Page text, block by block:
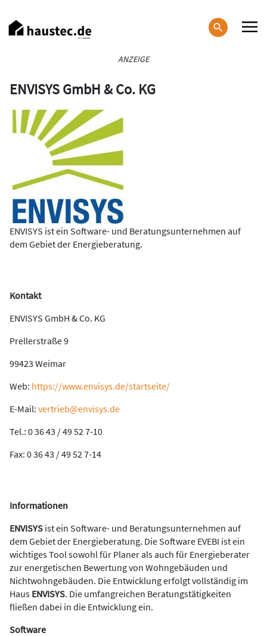
zum
Inhalt
ANZEIGE
ENVISYS GmbH & Co. KG
ENVISYS ist ein Software- und Beratungsunternehmen auf
dem Gebiet der Energieberatung.
Kontakt
ENVISYS GmbH & Co. KG
Prellerstraße 9
99423 Weimar
Web: https://www.envisys.de/startseite/
E-Mail: vertrieb@envisys.de
Tel.: 0 36 43 / 49 52 7-10
Fax: 0 36 43 / 49 52 7-14
Informationen
ENVISYS ist ein Software- und Beratungsunternehmen auf
dem Gebiet der Energieberatung. Die Software EVEBI ist ein
wichtiges Tool sowohl für Planer als auch für Energieberater
zur energetischen Bewertung von Wohngebäuden und
Nichtwohngebäuden. Die Entwicklung erfolgt vollständig im
Haus ENVISYS. Die umfangreichen Beratungstätigkeiten
fließen dabei in die Entwicklung ein.
Software